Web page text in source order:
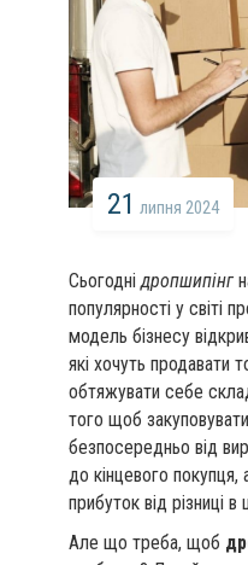
21 липня 2024
Сьогоднідропшипінг
популярності у світі
модель бізнесу
які хочуть продавати
обтяжувати себе
того щоб
безпосередньо від
до кінцевого
прибуток від різниці в
Але що треба, щоб